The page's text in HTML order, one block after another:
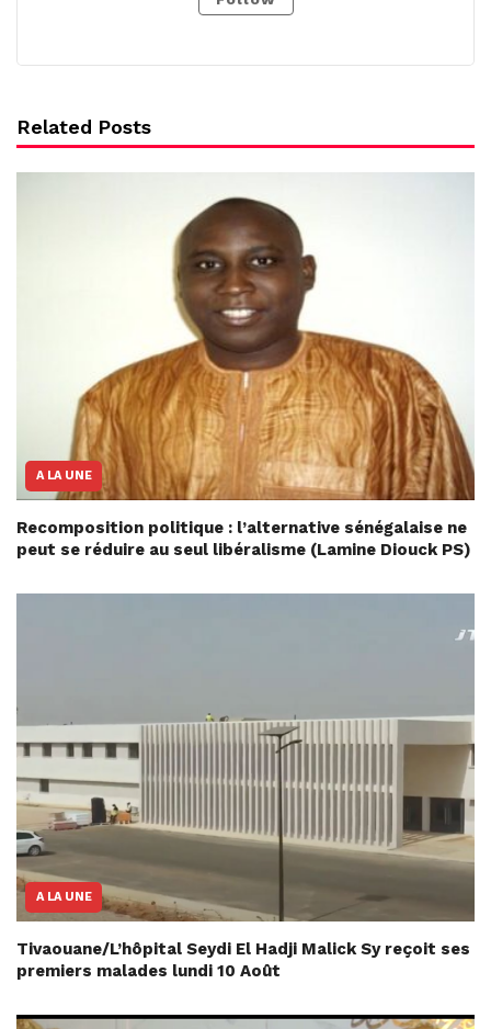
Related Posts
A LA UNE
Recomposition politique : l’alternative sénégalaise ne
peut se réduire au seul libéralisme (Lamine Diouck PS)
A LA UNE
Tivaouane/L’hôpital Seydi El Hadji Malick Sy reçoit ses
premiers malades lundi 10 Août